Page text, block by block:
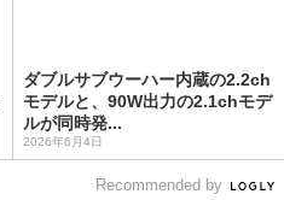
ダブルサブウーハー内蔵の2.2ch
モデルと、90W出力の2.1chモデ
ルが同時発...
2026年6月4日
Recommended by